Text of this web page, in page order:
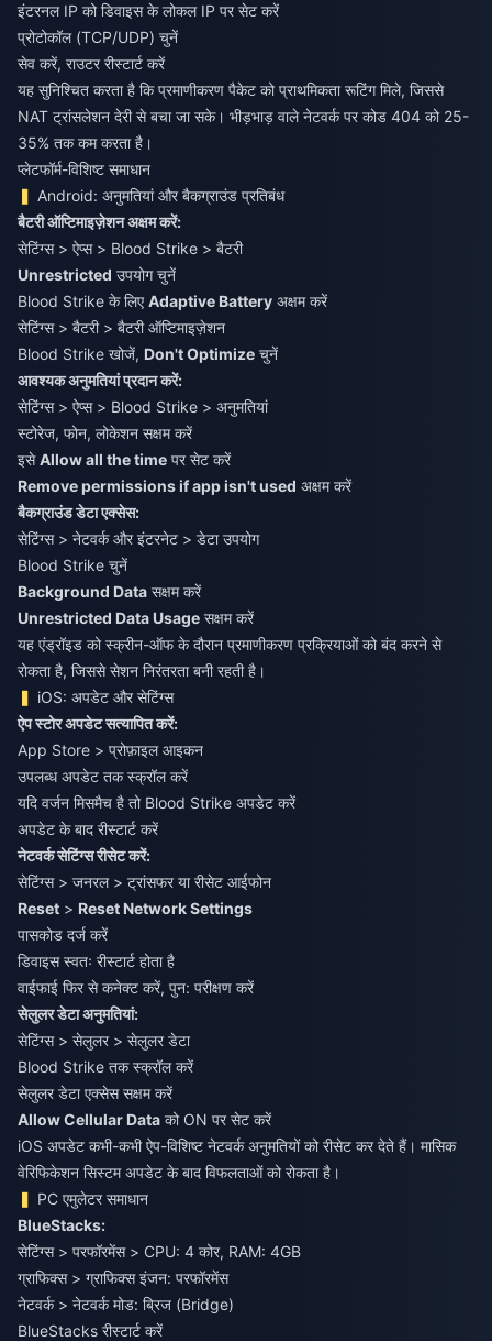
इंटरनल IP को डिवाइस के लोकल IP पर सेट करें
प्रोटोकॉल (TCP/UDP) चुनें
सेव करें, राउटर रीस्टार्ट करें
यह सुनिश्चित करता है कि प्रमाणीकरण पैकेट को प्राथमिकता रूटिंग मिले, जिससे
NAT ट्रांसलेशन देरी से बचा जा सके। भीड़भाड़ वाले नेटवर्क पर कोड 404 को 25-
35% तक कम करता है।
प्लेटफॉर्म-विशिष्ट समाधान
Android: अनुमतियां और बैकग्राउंड प्रतिबंध
बैटरी ऑप्टिमाइज़ेशन अक्षम करें:
सेटिंग्स > ऐप्स > Blood Strike > बैटरी
Unrestricted उपयोग चुनें
Blood Strike के लिए Adaptive Battery अक्षम करें
सेटिंग्स > बैटरी > बैटरी ऑप्टिमाइज़ेशन
Blood Strike खोजें, Don't Optimize चुनें
आवश्यक अनुमतियां प्रदान करें:
सेटिंग्स > ऐप्स > Blood Strike > अनुमतियां
स्टोरेज, फोन, लोकेशन सक्षम करें
इसेAllow all the time पर सेट करें
Remove permissions if app isn't used अक्षम करें
बैकग्राउंड डेटा एक्सेस:
सेटिंग्स > नेटवर्क और इंटरनेट > डेटा उपयोग
Blood Strike चुनें
Background Data सक्षम करें
Unrestricted Data Usage सक्षम करें
यह एंड्रॉइड को स्क्रीन-ऑफ के दौरान प्रमाणीकरण प्रक्रियाओं को बंद करने से
रोकता है, जिससे सेशन निरंतरता बनी रहती है।
iOS: अपडेट और सेटिंग्स
ऐप स्टोर अपडेट सत्यापित करें:
App Store > प्रोफ़ाइल आइकन
उपलब्ध अपडेट तक स्क्रॉल करें
यदि वर्जन मिसमैच है तो Blood Strike अपडेट करें
अपडेट के बाद रीस्टार्ट करें
नेटवर्क सेटिंग्स रीसेट करें:
सेटिंग्स > जनरल > ट्रांसफर या रीसेट आईफोन
Reset > Reset Network Settings
पासकोड दर्ज करें
डिवाइस स्वतः रीस्टार्ट होता है
वाईफाई फिर से कनेक्ट करें, पुन: परीक्षण करें
सेलुलर डेटा अनुमतियां:
सेटिंग्स > सेलुलर > सेलुलर डेटा
Blood Strike तक स्क्रॉल करें
सेलुलर डेटा एक्सेस सक्षम करें
Allow Cellular Data को ON पर सेट करें
iOS अपडेट कभी-कभी ऐप-विशिष्ट नेटवर्क अनुमतियों को रीसेट कर देते हैं। मासिक
वेरिफिकेशन सिस्टम अपडेट के बाद विफलताओं को रोकता है।
PC एमुलेटर समाधान
BlueStacks:
सेटिंग्स > परफॉरमेंस > CPU: 4 कोर, RAM: 4GB
ग्राफिक्स > ग्राफिक्स इंजन: परफॉरमेंस
नेटवर्क > नेटवर्क मोड: ब्रिज (Bridge)
BlueStacks रीस्टार्ट करें